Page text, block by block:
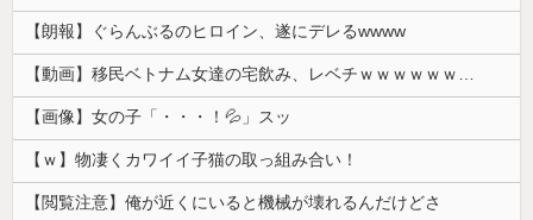
【朗報】ぐらんぶるのヒロイン、遂にデレるwwww
【動画】移民ベトナム女達の宅飲み、レベチｗｗｗｗｗｗｗｗｗｗｗｗｗｗｗｗｗｗｗｗｗｗｗｗ
【画像】女の子「・・・！💦」スッ
【ｗ】物凄くカワイイ子猫の取っ組み合い！
【閲覧注意】俺が近くにいると機械が壊れるんだけどさ